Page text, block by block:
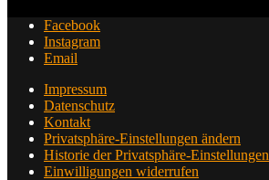
Facebook
Instagram
Email
Impressum
Datenschutz
Kontakt
Privatsphäre-Einstellungen ändern
Historie der Privatsphäre-Einstellungen
Einwilligungen widerrufen